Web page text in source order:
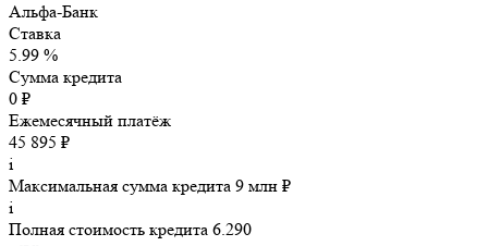
Альфа-Банк
Ставка
5.99 %
Сумма кредита
0 ₽
Ежемесячный платёж
45 895 ₽
i
Максимальная сумма кредита 9 млн ₽
i
Полная стоимость кредита 6.290